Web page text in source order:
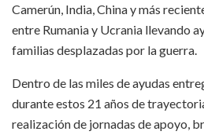
Camerún, India, China y más
entre Rumania y Ucrania llevando
familias desplazadas por la guerra.
Dentro de las miles de ayudas
durante estos 21 años de
realización de jornadas de apoyo,